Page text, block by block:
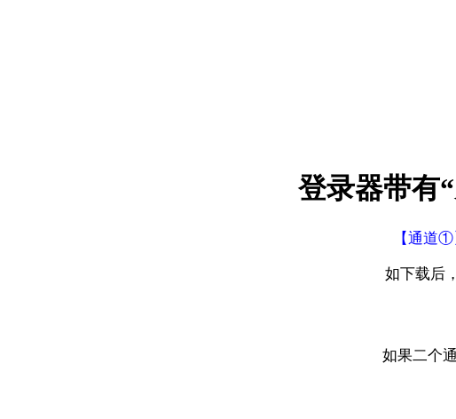
登录器带有
【通道
如下载后，
如果二个